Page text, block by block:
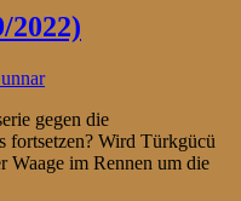
2022)
gegen die
fortsetzen? Wird Türkgücü
Waage im Rennen um die